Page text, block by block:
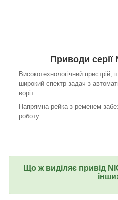
Приводи серії
Високотехнологічний
широкий спектр задач з
воріт.
Напрямна рейка з ременем
роботу.
Що ж виділяє привід